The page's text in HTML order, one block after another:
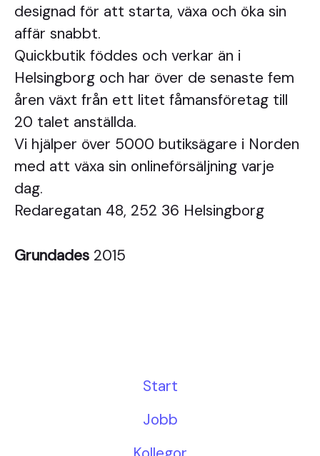
designad för att starta, växa och öka sin
affär snabbt.
Quickbutik föddes och verkar än i
Helsingborg och har över de senaste fem
åren växt från ett litet fåmansföretag till
20 talet anställda.
Vi hjälper över 5000 butiksägare i Norden
med att växa sin onlineförsäljning varje
dag.
Redaregatan 48, 252 36 Helsingborg
Grundades 2015
Start
Jobb